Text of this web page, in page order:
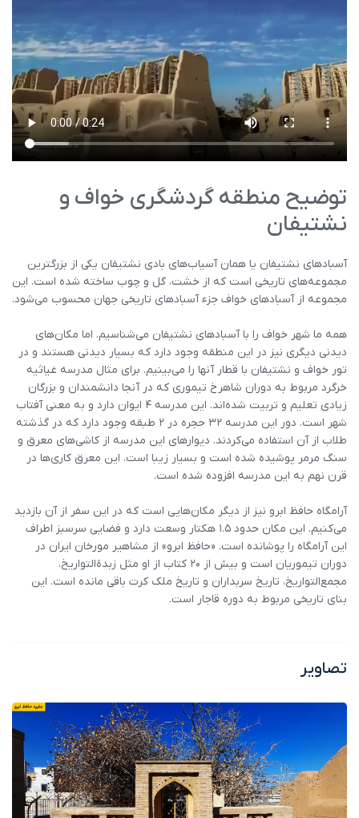
توضیح منطقه گردشگری خواف و
نشتیفان
آسبادهای نشتیفان یا همان آسیاب‌های بادی نشتیفان یکی از بزرگترین
مجموعه‌های تاریخی است که از خشت، گل و چوب ساخته شده است. این
مجموعه از آسبادهای خواف جزء آسبادهای تاریخی جهان محسوب می‌شود.
همه ما شهر خواف را با آسبادهای نشتیفان می‌شناسیم. اما مکان‌های
دیدنی دیگری نیز در این منطقه وجود دارد که بسیار دیدنی هستند و در
تور خواف و نشتیفان با قطار آنها را می‌بینیم. برای مثال مدرسه غیاثیه
خرگرد مربوط به دوران شاهرخ تیموری که در آنجا دانشمندان و بزرگان
زیادی تعلیم و تربیت شده‌اند. این مدرسه ۴ ایوان دارد و به معنی آفتاب
شهر است. دور این مدرسه 32 حجره در ۲ طبقه وجود دارد که در گذشته
طلاب از آن استفاده می‌کردند. دیوارهای این مدرسه از کاشی‌های معرق و
سنگ مرمر پوشیده شده است و بسیار زیبا است. این معرق کاری‌ها در
قرن نهم به این مدرسه افزوده شده است.
آرامگاه حافظ ابرو نیز از دیگر مکان‌هایی است که در این سفر از آن بازدید
می‌کنیم. این مکان حدود ۱.۵ هکتار وسعت دارد و فضایی سرسبز اطراف
این آرامگاه را پوشانده است. «حافظ ابرو» از مشاهیر مورخان ایران در
دوران تیموریان است و بیش از ۲۰ کتاب از او مثل زبدة‌التواریخ،
مجمع‌التواریخ، تاریخ سربداران و تاریخ ملک کرت باقی مانده است. این
بنای تاریخی مربوط به دوره قاجار است.
تصاویر